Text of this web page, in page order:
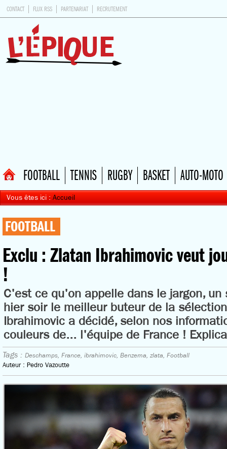
CONTACT FLUX RSS PARTENARIAT RECRUTEMENT
FOOTBALL TENNIS RUGBY BASKET AUTO-MOTO
Vous êtes ici : Accueil
FOOTBALL
Exclu : Zlatan Ibrahimovic veut
!
C'est ce qu'on appelle dans le jargon, un
hier soir le meilleur buteur de la
Ibrahimovic a décidé, selon nos
couleurs de... l'équipe de France !
Tags : Deschamps, France, ibrahimovic, Benzema, zlata, Football
Auteur : Pedro Vazoutte